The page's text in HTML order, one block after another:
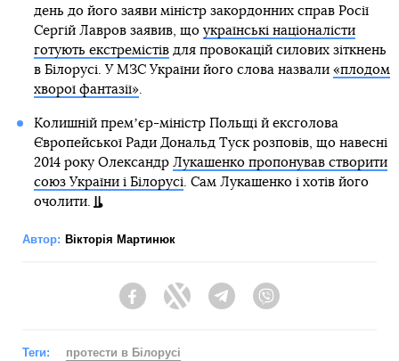
день до його заяви міністр закордонних справ Росії
Сергій Лавров заявив, що українські націоналісти
готують екстремістівдля провокацій силових зіткнень
в Білорусі. У МЗС України його слова назвали «плодом
хворої фантазії».
Колишній премʼєр-міністр Польщі й ексголова
Європейської Ради Дональд Туск розповів, що навесні
2014 року Олександр Лукашенко пропонував створити
союз України і Білорусі. Сам Лукашенко і хотів його
очолити.
Автор: Вікторія Мартинюк
FacebookTwitter Telegram
Теги:
протести в Білорусі